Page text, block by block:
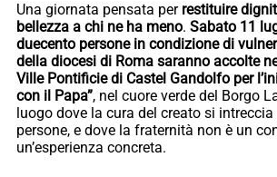
Una giornata pensata per restituire
bellezza a chi ne ha meno. Sabato 11
duecento persone in condizione di
della diocesi di Roma saranno accolte
Ville Pontificie di Castel Gandolfo per
con il Papa”, nel cuore verde del Borgo
luogo dove la cura del creato si
persone, e dove la fraternità non è un
un’esperienza concreta.